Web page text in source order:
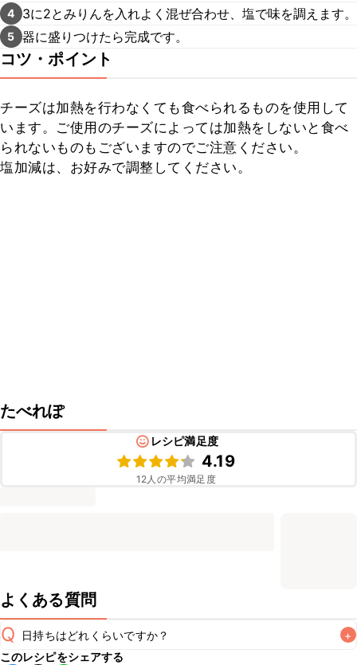
4 3に2とみりんを入れよく混ぜ合わせ、塩で味を調えます。
5 器に盛りつけたら完成です。
コツ・ポイント
チーズは加熱を行わなくても食べられるものを使用して
います。ご使用のチーズによっては加熱をしないと食べ
られないものもございますのでご注意ください。
塩加減は、お好みで調整してください。
たべれぽ
レシピ満足度
4.19
12人の平均満足度
よくある質問
Q 日持ちはどれくらいですか？ +
このレシピをシェアする